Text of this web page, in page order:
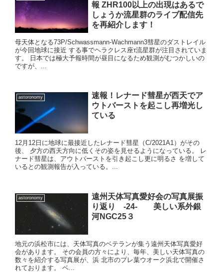
報 ZHR100以上の出現はあるで
しょうか流星群のライブ配信先
を再紹介します！
母天体となる73P/Schwassmann-Wachmann3彗星のダストレイル
が今回地球に接近 する事でヘラクレス座τ流星群が注目されていま
す。 日本では極大予報時間が昼目になるため観測がむつかしいの
ですが、...
astoronomy
速報！レナード彗星が西天でア
ウトバーストを起こし再増光し
ている
12月12日に地球に最接近したレナード彗星（C/2021A1）がその
後、 夕方の西天方向に低くその姿を見せるようになっている。 レ
ナード彗星は、アウトバーストを引き起こし更に明るさ を増して
いるとの観測報告が入っている。...
astoronomy
遠州天体写真愛好会の写真展振
り返り -24- 美しい系外銀
河NGC25３
地元の浜松市には、天体写真のベテランが集う遠州天体写真愛好
会があります。 その会員の方々により、毎年、美しい天体写真の
数々を紹介する写真展が、浜 北市のプレ葉ウオーク浜北で開催さ
れております。 ベ...